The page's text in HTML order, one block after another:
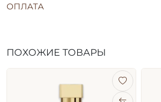
ОПЛАТА
ПОХОЖИЕ ТОВАРЫ